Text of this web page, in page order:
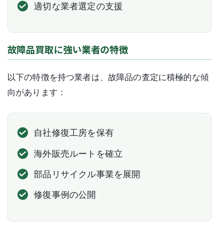
適切な業者選定の支援
故障品買取に強い業者の特徴
以下の特徴を持つ業者は、故障品の査定に積極的な傾
向があります：
自社修復工房を保有
海外販売ルートを確立
部品リサイクル事業を展開
修復事例の公開